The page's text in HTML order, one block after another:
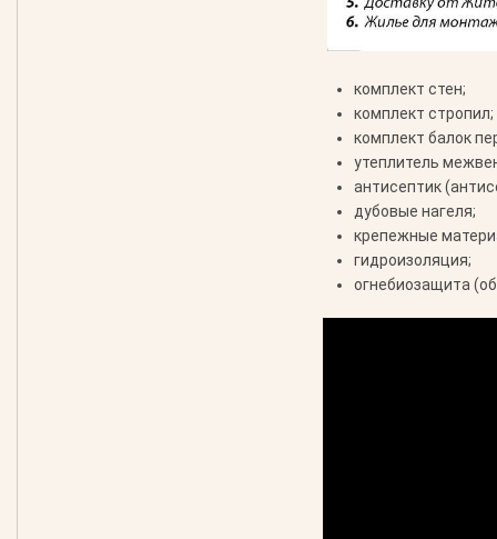
комплект стен;
комплект стропил;
комплект балок
утеплитель
антисептик
дубовые нагеля;
крепежные
гидроизоляция;
огнебиозащита